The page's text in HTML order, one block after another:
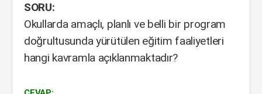
SORU:
Okullarda amaçlı, planlı ve belli bir program
doğrultusunda yürütülen eğitim faaliyetleri
hangi kavramla açıklanmaktadır?